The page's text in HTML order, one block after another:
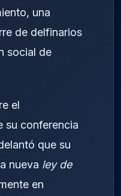
una
de delfinarios
social de
el
su conferencia
que su
nueva ley de
en